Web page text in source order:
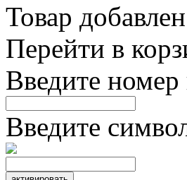
Товар
Перейти в
Введите
Введите